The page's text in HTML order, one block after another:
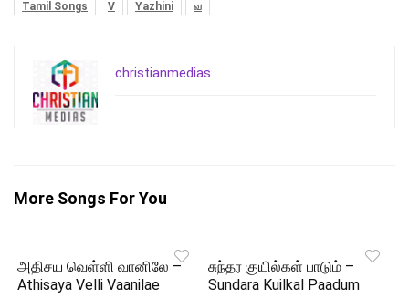
Tamil Songs
V Yazhini வ
christianmedias
More Songs For You
அதிசய வெள்ளி வானிலே –
Athisaya Velli Vaanilae
சுந்தர குயில்கள் பாடும் –
Sundara Kuilkal Paadum